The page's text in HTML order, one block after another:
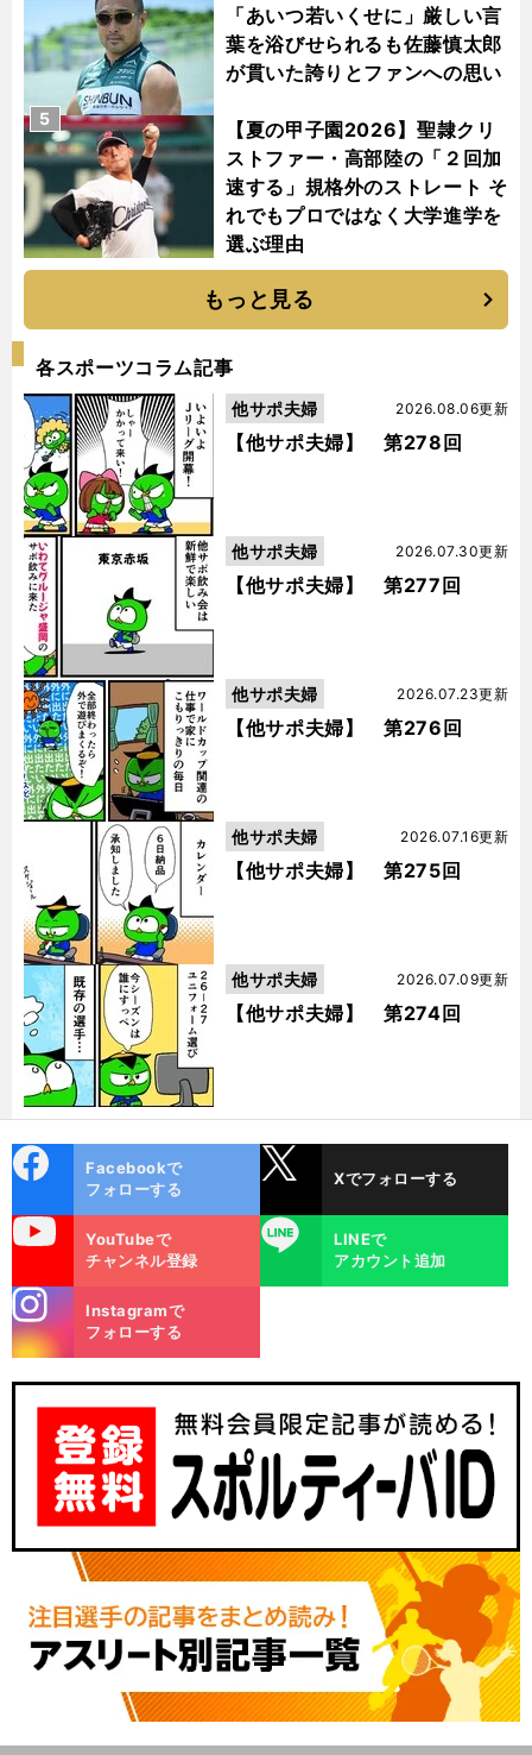
「あいつ若いくせに」厳しい言
葉を浴びせられるも佐藤慎太郎
が貫いた誇りとファンへの思い
【夏の甲子園2026】聖隷クリ
ストファー・高部陸の「２回加
速する」規格外のストレート そ
れでもプロではなく大学進学を
選ぶ理由
5
もっと見る
各スポーツコラム記事
【他サポ夫婦】 第278回
2026.08.06更新
他サポ夫婦
【他サポ夫婦】 第277回
2026.07.30更新
他サポ夫婦
【他サポ夫婦】 第276回
2026.07.23更新
他サポ夫婦
【他サポ夫婦】 第275回
2026.07.16更新
他サポ夫婦
【他サポ夫婦】 第274回
2026.07.09更新
他サポ夫婦
ok
Facebookで
フォローする
Xでフォローする
YouTubeで
チャンネル登録
LINE
LINEで
アカウント追加
m
Instagramで
フォローする